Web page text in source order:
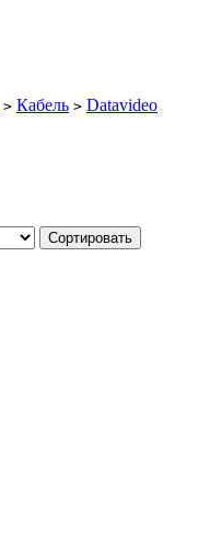
> Кабель > Datavideo